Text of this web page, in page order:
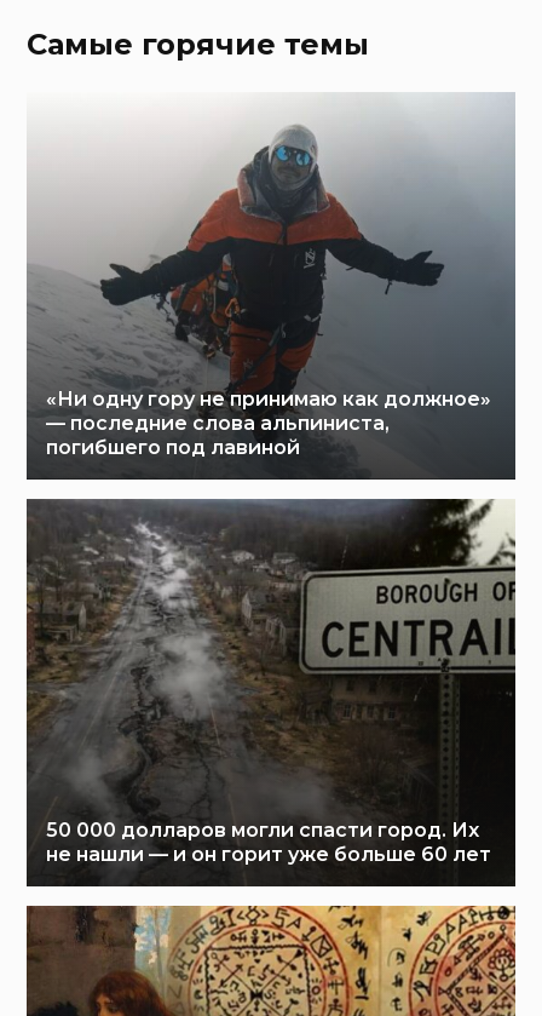
Самые горячие темы
«Ни одну гору не принимаю как должное»
— последние слова альпиниста,
погибшего под лавиной
50 000 долларов могли спасти город. Их
не нашли — и он горит уже больше 60 лет